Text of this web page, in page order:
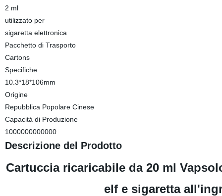
2 ml
utilizzato per
sigaretta elettronica
Pacchetto di Trasporto
Cartons
Specifiche
10.3*18*106mm
Origine
Repubblica Popolare Cinese
Capacità di Produzione
1000000000000
Descrizione del Prodotto
Cartuccia ricaricabile da 20 ml
elf e sigaretta